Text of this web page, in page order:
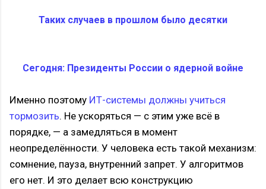
Таких случаев в прошлом было десятки
Сегодня: Президенты России о ядерной войне
Именно поэтому ИТ-системы должны учиться
тормозить. Не ускоряться — с этим уже всё в
порядке, — а замедляться в момент
неопределённости. У человека есть такой механизм:
сомнение, пауза, внутренний запрет. У алгоритмов
его нет. И это делает всю конструкцию